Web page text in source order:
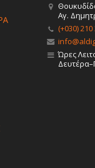
Αγ.
(+030)
Ώρες